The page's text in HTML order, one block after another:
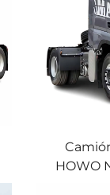
HOWO